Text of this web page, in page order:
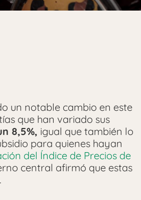
un notable cambio en este
que han variado sus
8,5%, igual que también lo
para quienes hayan
del Índice de Precios de
central afirmó que estas